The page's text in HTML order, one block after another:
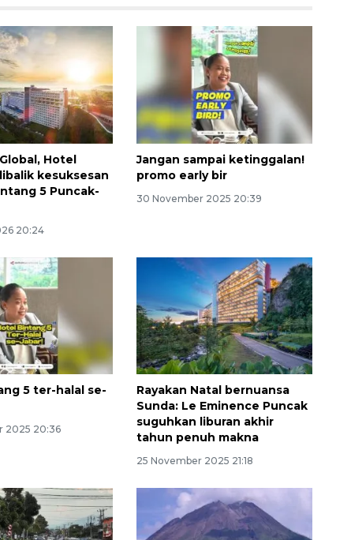
Hotel
kesuksesan
5 Puncak-
20:24
Jangan sampai ketinggalan!
promo early bir
30 November 2025 20:39
5 ter-halal se-
2025 20:36
Rayakan Natal bernuansa
Sunda: Le Eminence Puncak
suguhkan liburan akhir
tahun penuh makna
25 November 2025 21:18
Awas penipuan berbasis AI
2026-08-07 13:45:00